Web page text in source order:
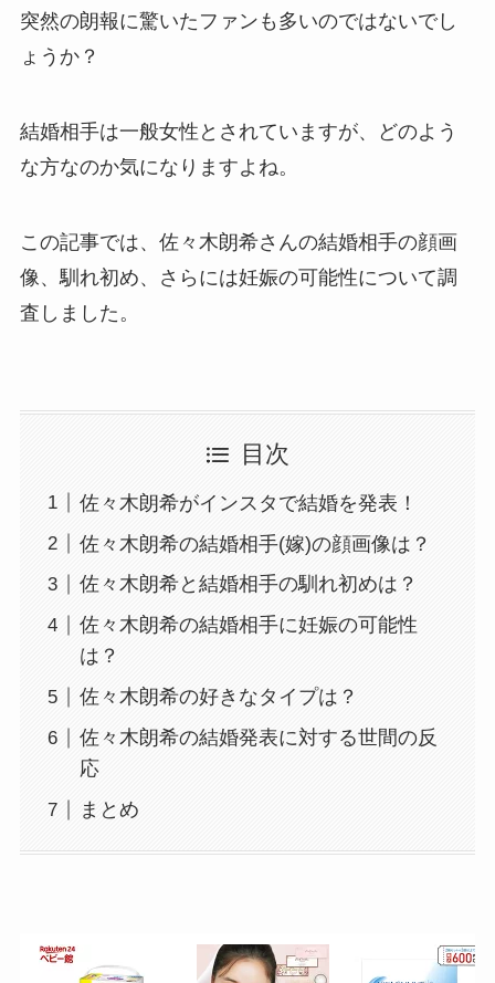
突然の朗報に驚いたファンも多いのではないでし
ょうか？
結婚相手は一般女性とされていますが、どのよう
な方なのか気になりますよね。
この記事では、佐々木朗希さんの結婚相手の顔画
像、馴れ初め、さらには妊娠の可能性について調
査しました。
目次
佐々木朗希がインスタで結婚を発表！
佐々木朗希の結婚相手(嫁)の顔画像は？
佐々木朗希と結婚相手の馴れ初めは？
佐々木朗希の結婚相手に妊娠の可能性
は？
佐々木朗希の好きなタイプは？
佐々木朗希の結婚発表に対する世間の反
応
まとめ